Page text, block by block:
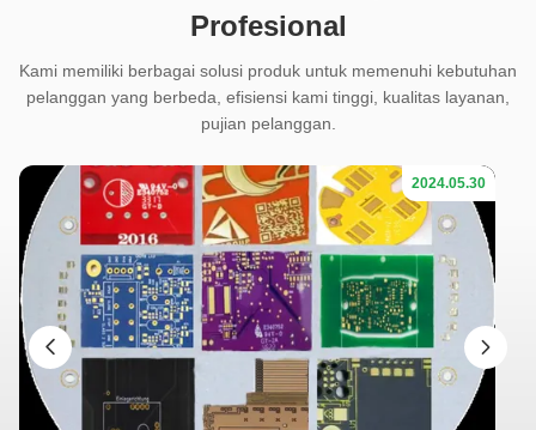
Profesional
Kami memiliki berbagai solusi produk untuk memenuhi kebutuhan
pelanggan yang berbeda, efisiensi kami tinggi, kualitas layanan,
pujian pelanggan.
2024.05.30